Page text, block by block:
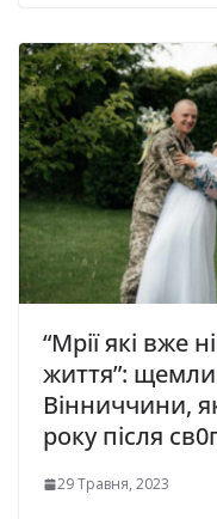
“Мрії які вже
життя”:
Вінниччини,
року після
29 Травня, 2023